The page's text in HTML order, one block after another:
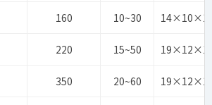
160 10~30
220 15~50
350 20~60